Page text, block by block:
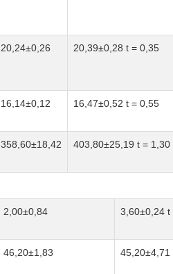
20,24±0,26 20,39±0,28 t = 0,35
16,14±0,12 16,47±0,52 t = 0,55
358,60±18,42 403,80±25,19 t = 1,30
2,00±0,84 3,60±0,24 t
46,20±1,83 45,20±4,71